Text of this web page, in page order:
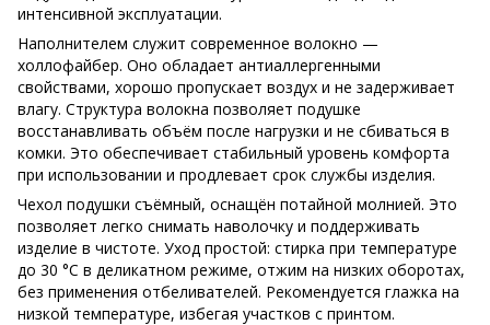
интенсивной эксплуатации.
Наполнителем служит современное волокно —
холлофайбер. Оно обладает антиаллергенными
свойствами, хорошо пропускает воздух и не задерживает
влагу. Структура волокна позволяет подушке
восстанавливать объём после нагрузки и не сбиваться в
комки. Это обеспечивает стабильный уровень комфорта
при использовании и продлевает срок службы изделия.
Чехол подушки съёмный, оснащён потайной молнией. Это
позволяет легко снимать наволочку и поддерживать
изделие в чистоте. Уход простой: стирка при температуре
до 30 °C в деликатном режиме, отжим на низких оборотах,
без применения отбеливателей. Рекомендуется глажка на
низкой температуре, избегая участков с принтом.